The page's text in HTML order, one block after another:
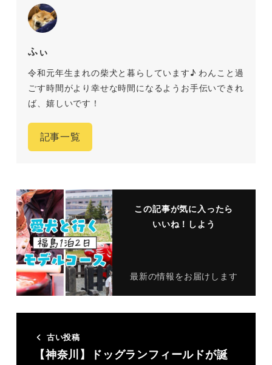
ふぃ
令和元年生まれの柴犬と暮らしています♪ わんこと過
ごす時間がより幸せな時間になるようお手伝いできれ
ば、嬉しいです！
記事一覧
この記事が気に入ったら
いいね！しよう
最新の情報をお届けします
古い投稿
【神奈川】ドッグランフィールドが誕